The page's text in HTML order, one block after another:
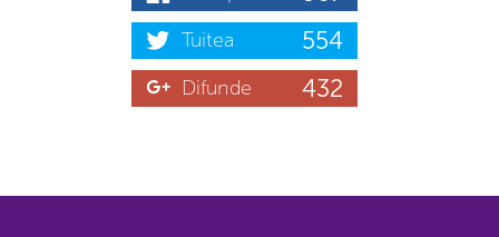
Tuitea 554
Difunde 432